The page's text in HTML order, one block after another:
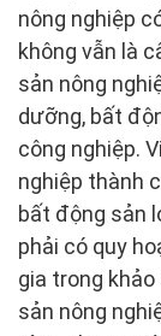
nông nghiệp
không vẫn là
sản nông
dưỡng, bất
công nghiệp.
nghiệp thành
bất động sản
phải có quy
gia trong
sản nông